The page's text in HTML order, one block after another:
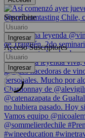
Suscríbete
Acceso Suscriptores